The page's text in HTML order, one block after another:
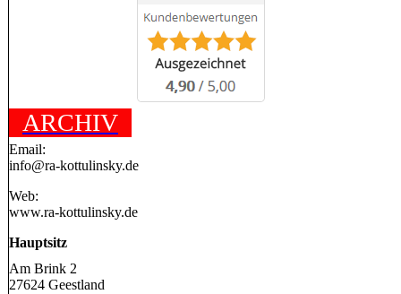
ARCHIV
Email:
info@ra-kottulinsky.de
Web:
www.ra-kottulinsky.de
Hauptsitz
Am Brink 2
27624 Geestland